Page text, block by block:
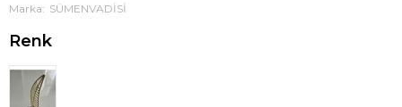
Marka
SÜMENVADİSİ
Renk